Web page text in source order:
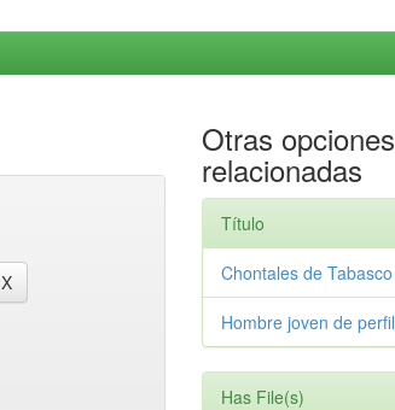
Otras opciones
relacionadas
Título
Chontales de Tabasco
Hombre joven de perfil
Has File(s)